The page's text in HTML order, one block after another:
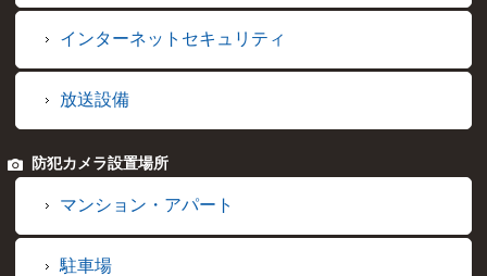
インターネットセキュリティ
放送設備
防犯カメラ設置場所
マンション・アパート
駐車場